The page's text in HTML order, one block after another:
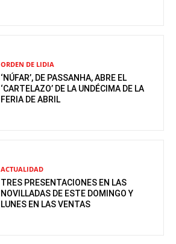
ORDEN DE LIDIA
‘NÚFAR’, DE PASSANHA, ABRE EL
‘CARTELAZO’ DE LA UNDÉCIMA DE LA
FERIA DE ABRIL
ACTUALIDAD
TRES PRESENTACIONES EN LAS
NOVILLADAS DE ESTE DOMINGO Y
LUNES EN LAS VENTAS